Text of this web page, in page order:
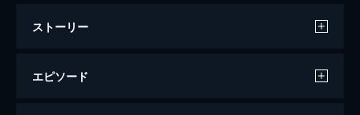
ストーリー
エピソード